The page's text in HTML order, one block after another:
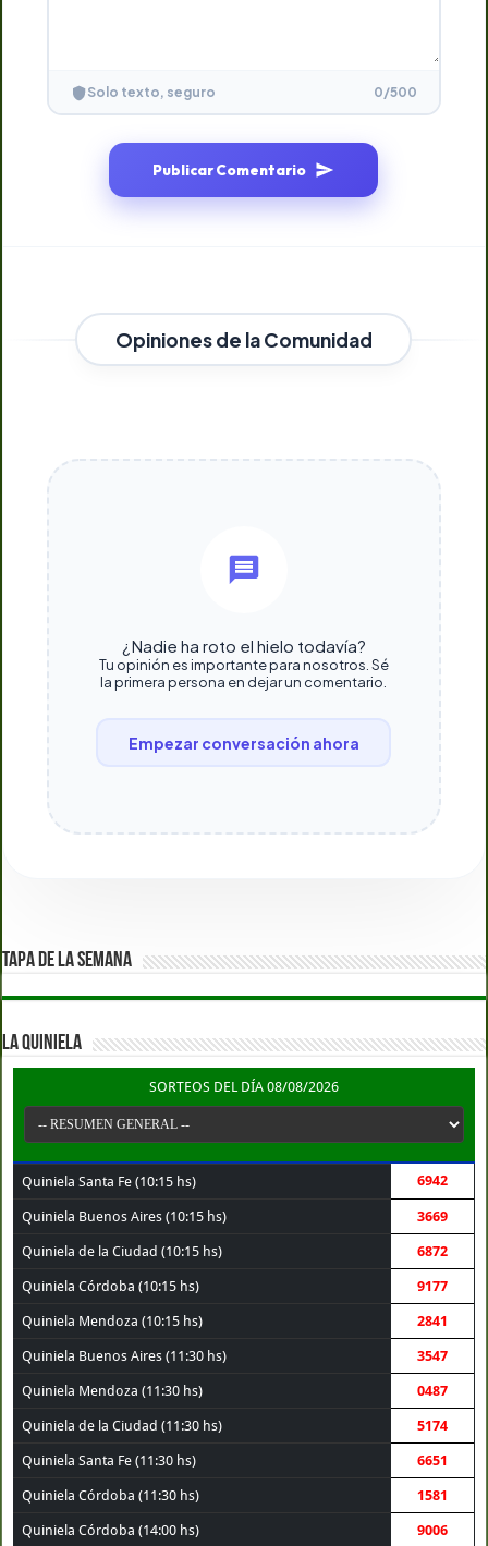
Solo texto, seguro 0/500
Publicar Comentario
Opiniones de la Comunidad
¿Nadie ha roto el hielo todavía?
Tu opinión es importante para nosotros. Sé
la primera persona en dejar un comentario.
Empezar conversación ahora
TAPA DE LA SEMANA
LA QUINIELA
SORTEOS DEL DÍA 08/08/2026
Quiniela Santa Fe (10:15 hs) 6942
Quiniela Buenos Aires (10:15 hs) 3669
Quiniela de la Ciudad (10:15 hs) 6872
Quiniela Córdoba (10:15 hs) 9177
Quiniela Mendoza (10:15 hs) 2841
Quiniela Buenos Aires (11:30 hs) 3547
Quiniela Mendoza (11:30 hs) 0487
Quiniela de la Ciudad (11:30 hs) 5174
Quiniela Santa Fe (11:30 hs) 6651
Quiniela Córdoba (11:30 hs) 1581
Quiniela Córdoba (14:00 hs) 9006